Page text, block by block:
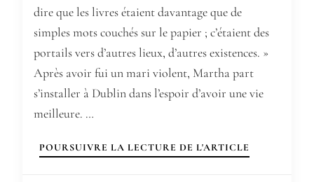
dire que les livres étaient davantage que de
simples mots couchés sur le papier ; c’étaient des
portails vers d’autres lieux, d’autres existences. »
Après avoir fui un mari violent, Martha part
s’installer à Dublin dans l’espoir d’avoir une vie
meilleure. …
POURSUIVRE LA LECTURE DE L'ARTICLE